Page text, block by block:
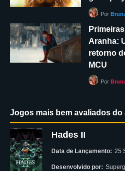
Por
Aranha:
retorno
MCU
Por
Jogos mais bem avaliados do
Hades II
Data de Lançamento: 25
Desenvolvido por: